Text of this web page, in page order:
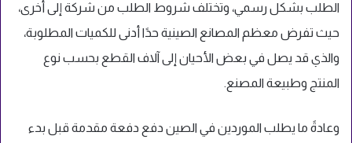
الطلب بشكل رسمي، وتختلف شروط الطلب من شركة إلى أخرى،
حيث تفرض معظم المصانع الصينية حدًا أدنى للكميات المطلوبة،
والذي قد يصل في بعض الأحيان إلى آلاف القطع بحسب نوع
المنتج وطبيعة المصنع.
وعادةً ما يطلب الموردين في الصين دفع دفعة مقدمة قبل بدء